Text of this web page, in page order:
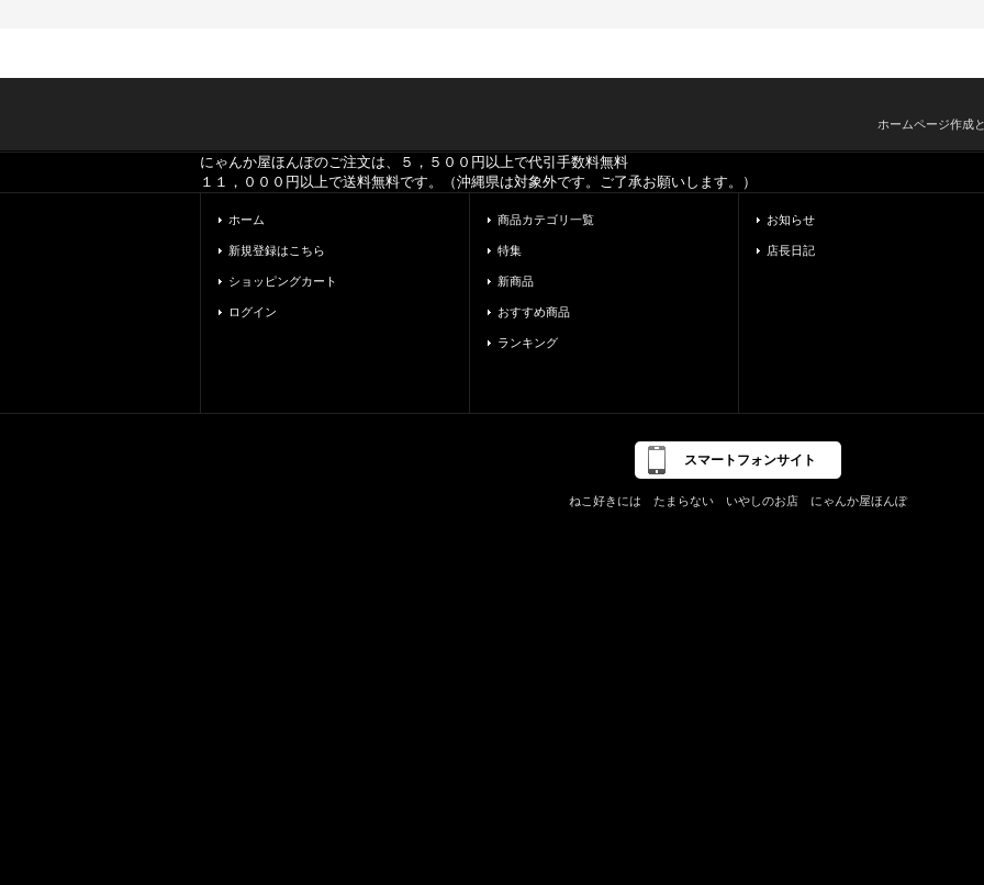
ホームページ作成
にゃんか屋ほんぽのご注文は、５，５００円以上で代引手数料無料
１１，０００円以上で送料無料です。（沖縄県は対象外です。ご了承お願いします。）
ホーム
新規登録はこちら
ショッピングカート
ログイン
商品カテゴリ一覧
特集
新商品
おすすめ商品
ランキング
お知らせ
店長日記
スマートフォンサイト
ねこ好きには たまらない いやしのお店 にゃんか屋ほんぽ